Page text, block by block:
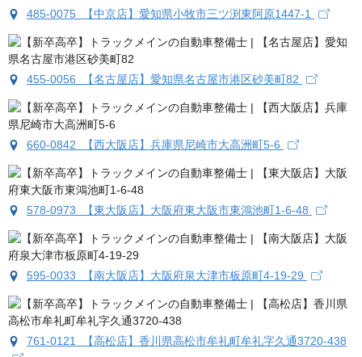
485-0075 【中京店】愛知県小牧市三ツ渕東阿原1447-1
455-0056 【名古屋店】愛知県名古屋市港区砂美町82
660-0842 【西大阪店】兵庫県尼崎市大高洲町5-6
578-0973 【東大阪店】大阪府東大阪市東鴻池町1-6-48
595-0033 【南大阪店】大阪府泉大津市板原町4-19-29
761-0121 【高松店】香川県高松市牟礼町牟礼字久通3720-438